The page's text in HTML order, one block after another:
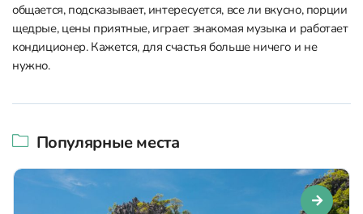
общается, подсказывает, интересуется, все ли вкусно, порции
щедрые, цены приятные, играет знакомая музыка и работает
кондиционер. Кажется, для счастья больше ничего и не
нужно.
Популярные места